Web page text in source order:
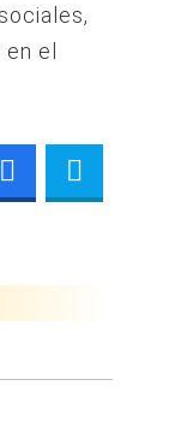
el